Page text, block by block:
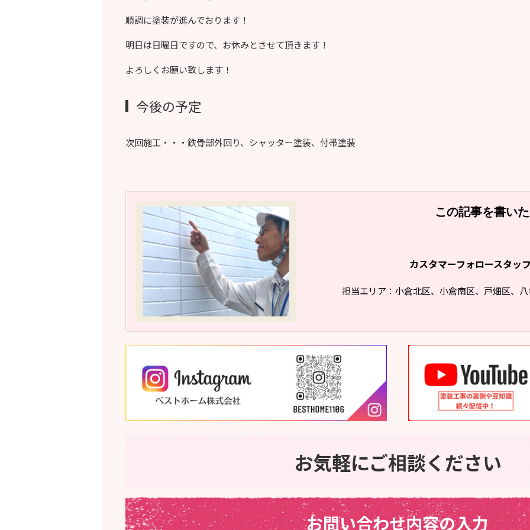
順調に塗装が進んでおります！
明日は日曜日ですので、お休みとさせて頂きます！
よろしくお願い致します！
今後の予定
次回施工・・・鉄骨部外回り、シャッター塗装、付帯塗装
この記事を書い
カスタマーフォロースタッフ
担当エリア：小倉北区、小倉南区、戸畑区、
お気軽にご相談ください
お問い合わせ内容の入力